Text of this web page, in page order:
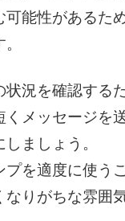
可能性があるた
状況を確認する
くメッセージを
ましょう。
プを適度に使う
なりがちな雰囲